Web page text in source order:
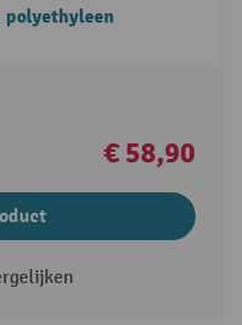
polyethyleen
€ 58,90